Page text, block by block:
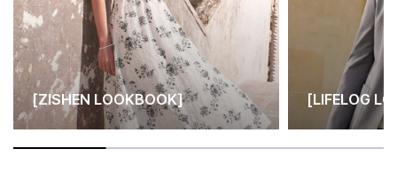
[ZISHEN LOOKBOOK] [LIFELOG